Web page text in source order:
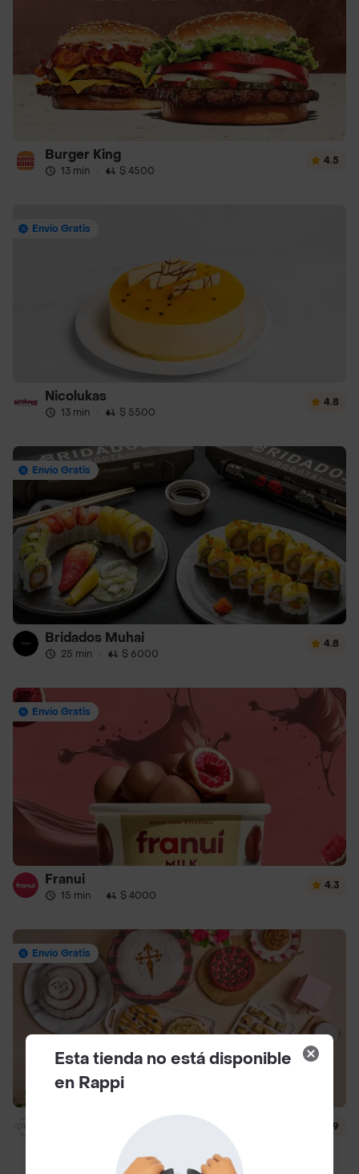
Burger King
13 min · $ 4500
4.5
Envío Gratis
Nicolukas
13 min · $ 5500
4.8
Envío Gratis
Bridados Muhai
25 min · $ 6000
4.8
Envío Gratis
Franui
15 min · $ 4000
4.3
Envío Gratis
Dlili By Liliana Arango
$ 4500
4.9
Esta tienda no está disponible
en Rappi